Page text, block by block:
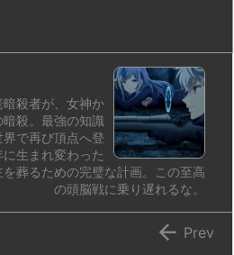
殺者が、女神か
殺。最強の知識
で再び頂点へ登
生まれ変わった
葬るための完璧な計画。この至高
の頭脳戦に乗り遅れるな。
 Prev